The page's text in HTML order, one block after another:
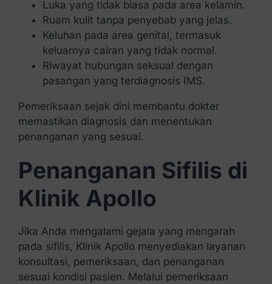
Luka yang tidak biasa pada area kelamin.
Ruam kulit tanpa penyebab yang jelas.
Keluhan pada area genital, termasuk
keluarnya cairan yang tidak normal.
Riwayat hubungan seksual dengan
pasangan yang terdiagnosis IMS.
Pemeriksaan sejak dini membantu dokter
memastikan diagnosis dan menentukan
penanganan yang sesuai.
Penanganan Sifilis di
Klinik Apollo
Jika Anda mengalami gejala yang mengarah
pada sifilis, Klinik Apollo menyediakan layanan
konsultasi, pemeriksaan, dan penanganan
sesuai kondisi pasien. Melalui pemeriksaan